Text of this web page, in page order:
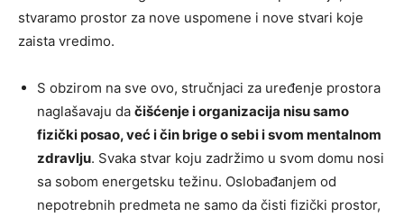
stvaramo prostor za nove uspomene i nove stvari koje
zaista vredimo.
S obzirom na sve ovo, stručnjaci za uređenje prostora
naglašavaju da čišćenje i organizacija nisu samo
fizički posao, već i čin brige o sebi i svom mentalnom
zdravlju. Svaka stvar koju zadržimo u svom domu nosi
sa sobom energetsku težinu. Oslobađanjem od
nepotrebnih predmeta ne samo da čisti fizički prostor,